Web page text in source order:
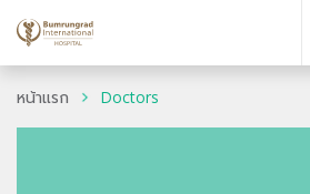
หน้าแรก Doctors